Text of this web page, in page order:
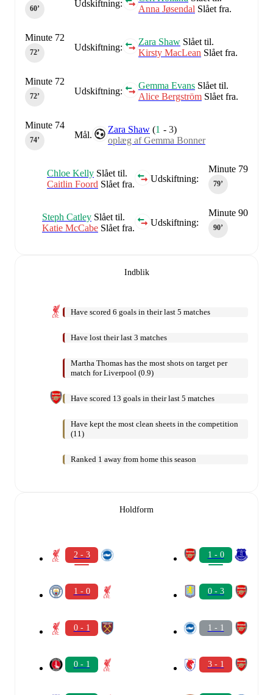
Udskiftning:
Anna Jøsendal Slået fra.
60‎’‎
Udskiftning:
Zara Shaw Slået til.
Kirsty MacLean Slået fra.
Minute 72
72‎’‎
Udskiftning:
Gemma Evans Slået til.
Alice Bergström Slået fra.
Minute 72
72‎’‎
Mål.
Zara Shaw (1 -3)
oplæg af Gemma Bonner
Minute 74
74‎’‎
Minute 79
79‎’‎
Udskiftning:
Chloe Kelly Slået til.
Caitlin Foord Slået fra.
Minute 90
90‎’‎
Udskiftning:
Steph Catley Slået til.
Katie McCabe Slået fra.
Indblik
Have scored 6 goals in their last 5 matches
Have lost their last 3 matches
Martha Thomas has the most shots on target per
match for Liverpool (0.9)
Have scored 13 goals in their last 5 matches
Have kept the most clean sheets in the competition
(11)
Ranked 1 away from home this season
Holdform
2 - 3
1 - 0
0 - 1
0 - 1
1 - 0
0 - 3
1 - 1
3 - 1